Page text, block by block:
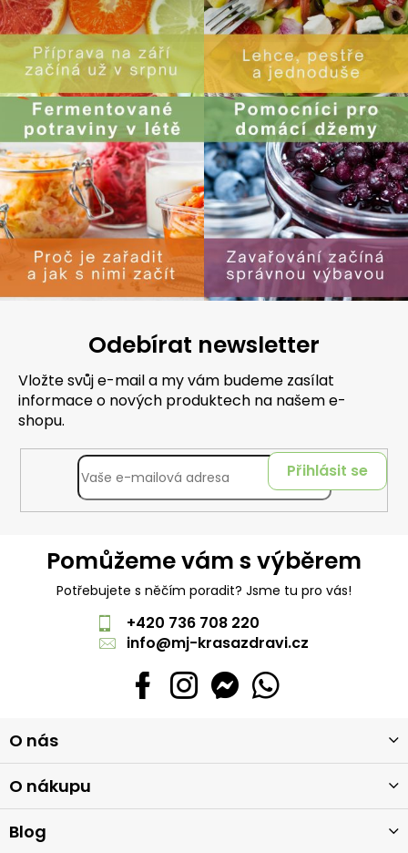
Odebírat newsletter
Vložte svůj e-mail a my vám budeme zasílat
informace o nových produktech na našem e-
shopu.
Přihlásit se
Pomůžeme vám s výběrem
Potřebujete s něčím poradit? Jsme tu pro vás!
+420 736 708 220
info@mj-krasazdravi.cz
á
p
a
t
O nás
O nákupu
Blog